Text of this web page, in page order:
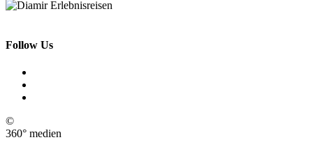
Follow Us
©
360° medien